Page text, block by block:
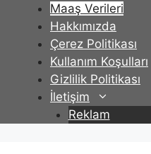
Maaş Verileri
Hakkımızda
Çerez Politikası
Kullanım Koşulları
Gizlilik Politikası
İletişim
Reklam